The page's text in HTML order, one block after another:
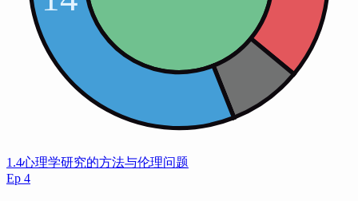
1.4心理学研究的方法与伦理问题
Ep 4